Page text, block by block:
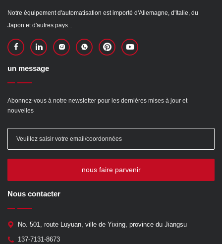
Notre équipement d'automatisation est importé d'Allemagne, d'Italie, du
Japon et d'autres pays...
un message
Abonnez-vous à notre newsletter pour les dernières mises à jour et
nouvelles
nous faire parvenir
Nous contacter
No. 501, route Luyuan, ville de Yixing, province du Jiangsu
137-7131-8673